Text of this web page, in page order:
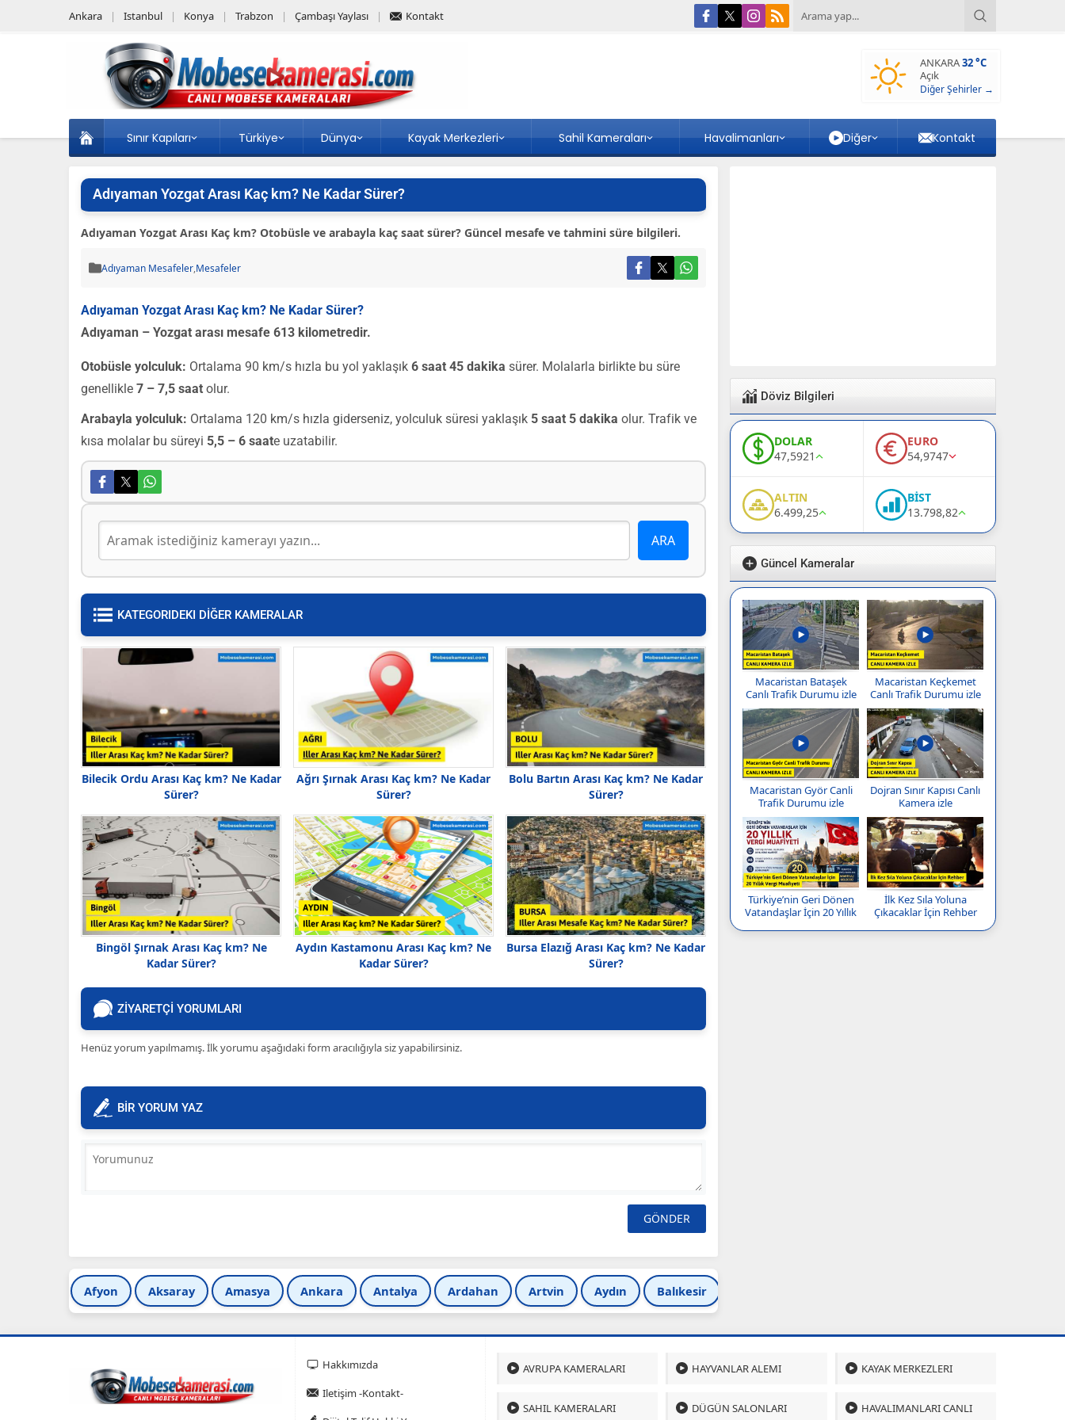
Ankara Istanbul Konya Trabzon Çambaşı Yaylası Kontakt
ANKARA32 °C
Açık
Diğer Şehirler →
Sınır Kapıları Türkiye Dünya Kayak Merkezleri Sahil Kameraları Havalimanları Diğer Kontakt
Adıyaman Yozgat Arası Kaç km? Ne Kadar Sürer?
Adıyaman Yozgat Arası Kaç km? Otobüsle ve arabayla kaç saat sürer? Güncel mesafe ve tahmini süre bilgileri.
Adıyaman Mesafeler,Mesafeler
Adıyaman Yozgat Arası Kaç km? Ne Kadar Sürer?
Adıyaman – Yozgat arası mesafe 613 kilometredir.
Otobüsle yolculuk: Ortalama 90 km/s hızla bu yol yaklaşık 6 saat 45 dakika sürer. Molalarla birlikte bu süre
genellikle 7 – 7,5 saat olur.
Arabayla yolculuk: Ortalama 120 km/s hızla giderseniz, yolculuk süresi yaklaşık 5 saat 5 dakika olur. Trafik ve
kısa molalar bu süreyi 5,5 – 6 saate uzatabilir.
KATEGORIDEKI DİĞER KAMERALAR
Bilecik Ordu Arası Kaç km? Ne Kadar
Sürer?
Ağrı Şırnak Arası Kaç km? Ne Kadar
Sürer?
Bolu Bartın Arası Kaç km? Ne Kadar
Sürer?
Bingöl Şırnak Arası Kaç km? Ne
Kadar Sürer?
Aydın Kastamonu Arası Kaç km? Ne
Kadar Sürer?
Bursa Elazığ Arası Kaç km? Ne Kadar
Sürer?
ZİYARETÇİ YORUMLARI
Henüz yorum yapılmamış. İlk yorumu aşağıdaki form aracılığıyla siz yapabilirsiniz.
BİR YORUM YAZ
Afyon Aksaray Amasya Ankara Antalya Ardahan Artvin Aydın Balıkesir
Döviz Bilgileri
DOLAR
47,5921
EURO
54,9747
ALTIN
6.499,25
BİST
13.798,82
Güncel Kameralar
Macaristan Bataşek
Canlı Trafik Durumu izle
Macaristan Keçkemet
Canlı Trafik Durumu izle
Macaristan Györ Canli
Trafik Durumu izle
Dojran Sınır Kapısı Canlı
Kamera izle
Türkiye’nin Geri Dönen
Vatandaşlar İçin 20 Yıllık
İlk Kez Sıla Yoluna
Çıkacaklar İçin Rehber
Hakkımızda
Iletişim -Kontakt-
AVRUPA KAMERALARI HAYVANLAR ALEMI KAYAK MERKEZLERI
SAHIL KAMERALARI DÜGÜN SALONLARI HAVALIMANLARI CANLI